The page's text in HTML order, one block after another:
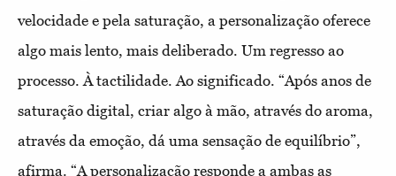
velocidade e pela saturação, a personalização oferece
algo mais lento, mais deliberado. Um regresso ao
processo. À tactilidade. Ao significado. “Após anos de
saturação digital, criar algo à mão, através do aroma,
através da emoção, dá uma sensação de equilíbrio”,
afirma. “A personalização responde a ambas as